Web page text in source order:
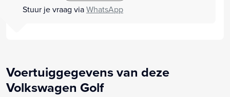
Stuur je vraag viaWhatsApp
Voertuiggegevens van deze
Volkswagen Golf